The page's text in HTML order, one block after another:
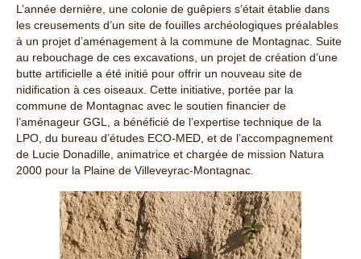
L’année dernière, une colonie de guêpiers s’était établie dans
les creusements d’un site de fouilles archéologiques préalables
à un projet d’aménagement à la commune de Montagnac. Suite
au rebouchage de ces excavations, un projet de création d’une
butte artificielle a été initié pour offrir un nouveau site de
nidification à ces oiseaux. Cette initiative, portée par la
commune de Montagnac avec le soutien financier de
l’aménageur GGL, a bénéficié de l’expertise technique de la
LPO, du bureau d’études ECO-MED, et de l’accompagnement
de Lucie Donadille, animatrice et chargée de mission Natura
2000 pour la Plaine de Villeveyrac-Montagnac.